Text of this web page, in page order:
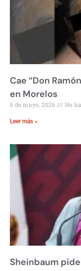
Cae “Don
en Morelos
6 de mayo, 2026 No
Leer más »
Sheinbaum